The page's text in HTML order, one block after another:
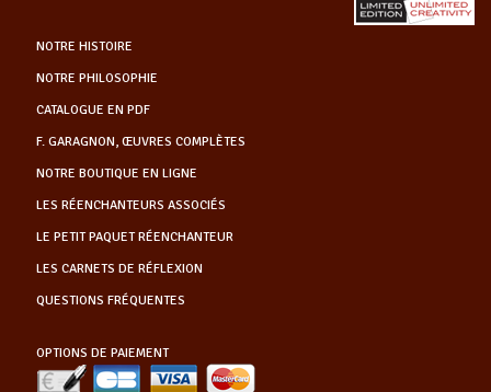
NOTRE HISTOIRE
NOTRE PHILOSOPHIE
CATALOGUE EN PDF
F. GARAGNON, ŒUVRES COMPLÈTES
NOTRE BOUTIQUE EN LIGNE
LES RÉENCHANTEURS ASSOCIÉS
LE PETIT PAQUET RÉENCHANTEUR
LES CARNETS DE RÉFLEXION
QUESTIONS FRÉQUENTES
OPTIONS DE PAIEMENT